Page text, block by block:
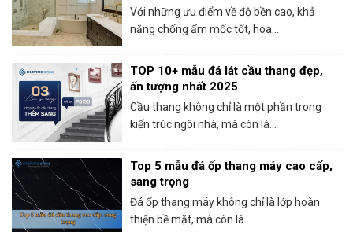
Với những ưu điểm về độ bền cao, khả
năng chống ẩm mốc tốt, hoa...
TOP 10+ mẫu đá lát cầu thang đẹp,
ấn tượng nhất 2025
Cầu thang không chỉ là một phần trong
kiến trúc ngôi nhà, mà còn là...
Top 5 mẫu đá ốp thang máy cao cấp,
sang trọng
Đá ốp thang máy không chỉ là lớp hoàn
thiện bề mặt, mà còn là...